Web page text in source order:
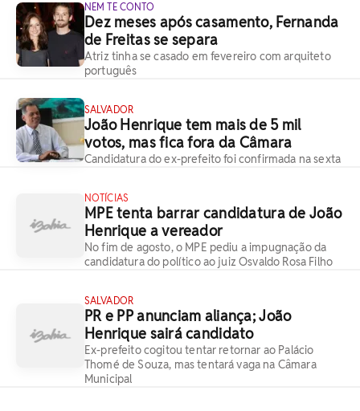
NEM TE CONTO
Dez meses após casamento, Fernanda
de Freitas se separa
Atriz tinha se casado em fevereiro com arquiteto
português
SALVADOR
João Henrique tem mais de 5 mil
votos, mas fica fora da Câmara
Candidatura do ex-prefeito foi confirmada na sexta
NOTÍCIAS
MPE tenta barrar candidatura de João
Henrique a vereador
No fim de agosto, o MPE pediu a impugnação da
candidatura do político ao juiz Osvaldo Rosa Filho
SALVADOR
PR e PP anunciam aliança; João
Henrique sairá candidato
Ex-prefeito cogitou tentar retornar ao Palácio
Thomé de Souza, mas tentará vaga na Câmara
Municipal